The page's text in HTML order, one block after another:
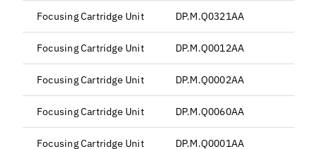
Focusing Cartridge Unit DP.M.Q0321AA
Focusing Cartridge Unit DP.M.Q0012AA
Focusing Cartridge Unit DP.M.Q0002AA
Focusing Cartridge Unit DP.M.Q0060AA
Focusing Cartridge Unit DP.M.Q0001AA